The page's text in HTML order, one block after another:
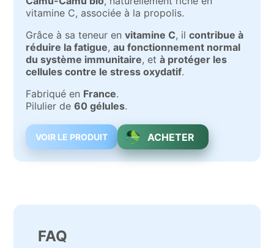
vitamine C, associée à la propolis.
Grâce à sa teneur envitamine C, ilcontribue à
réduire la fatigue,au fonctionnement normal
du système immunitaire, età protéger les
cellules contre le stress oxydatif.
Fabriqué en France.
Pilulier de60 gélules.
VOIR LE PRODUIT ACHETER
FAQ